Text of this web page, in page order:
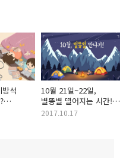
석
방법!
10월 21일~22일,
별똥별 떨어지는 시간!
별똥별 보는 방법,
2017.10.17